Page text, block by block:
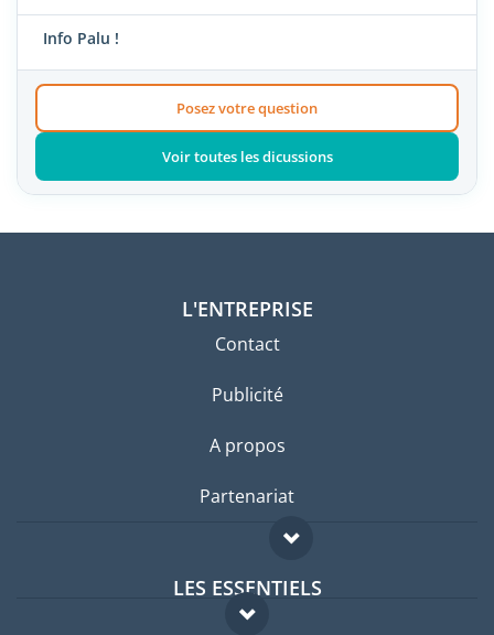
Info Palu !
Posez votre question
Voir toutes les dicussions
L'ENTREPRISE
Contact
Publicité
A propos
Partenariat
LES ESSENTIELS
Forum expatriés